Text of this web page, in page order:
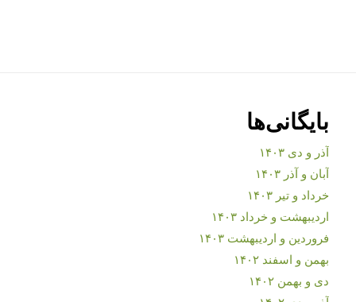
بایگانی‌ها
آذر و دی ۱۴۰۳
آبان و آذر ۱۴۰۳
خرداد و تیر ۱۴۰۳
اردیبهشت و خرداد ۱۴۰۳
فروردین و اردیبهشت ۱۴۰۳
بهمن و اسفند ۱۴۰۲
دی و بهمن ۱۴۰۲